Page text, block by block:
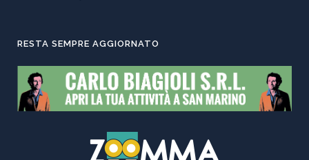
RESTA SEMPRE AGGIORNATO